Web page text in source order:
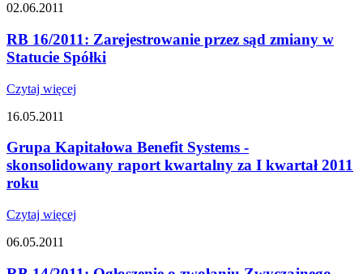
02.06.2011
RB 16/2011: Zarejestrowanie przez sąd zmiany w
Statucie Spółki
Czytaj więcej
16.05.2011
Grupa Kapitałowa Benefit Systems -
skonsolidowany raport kwartalny za I kwartał 2011
roku
Czytaj więcej
06.05.2011